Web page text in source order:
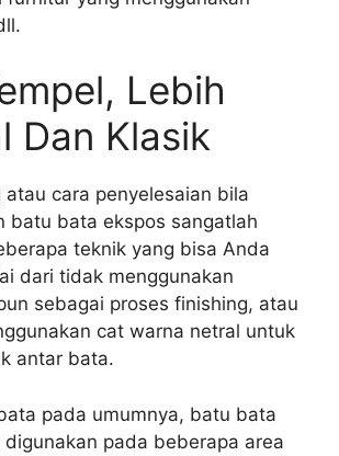
Lebih
Dan Klasik
atau cara penyelesaian bila
batu bata ekspos sangatlah
teknik yang bisa Anda
dari tidak menggunakan
sebagai proses finishing, atau
cat warna netral untuk
antar bata.
pada umumnya, batu bata
pada beberapa area